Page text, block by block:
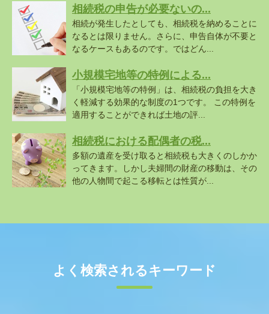
相続税の申告が必要ないの...
相続が発生したとしても、相続税を納めることに
なるとは限りません。さらに、申告自体が不要と
なるケースもあるのです。ではどん...
小規模宅地等の特例による...
「小規模宅地等の特例」は、相続税の負担を大き
く軽減する効果的な制度の1つです。 この特例を
適用することができれば土地の評...
相続税における配偶者の税...
多額の遺産を受け取ると相続税も大きくのしかか
ってきます。しかし夫婦間の財産の移動は、その
他の人物間で起こる移転とは性質が...
よく検索されるキーワード